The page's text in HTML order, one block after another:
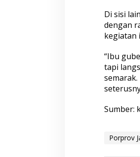
Di sisi
dengan
kegiatan
“Ibu
tapi
Sumber:
Porprov